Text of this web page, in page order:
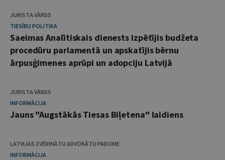
JURISTA VĀRDS
TIESĪBU POLITIKA
Saeimas Analītiskais dienests izpētījis budžeta
procedūru parlamentā un apskatījis bērnu
ārpusģimenes aprūpi un adopciju Latvijā
JURISTA VĀRDS
INFORMĀCIJA
Jauns "Augstākās Tiesas Biļetena" laidiens
LATVIJAS ZVĒRINĀTU ADVOKĀTU PADOME
INFORMĀCIJA